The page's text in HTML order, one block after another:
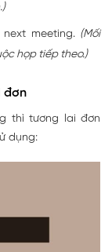
meeting. (Mối
họp tiếp theo.)
đơn
thì tương lai đơn
dụng: